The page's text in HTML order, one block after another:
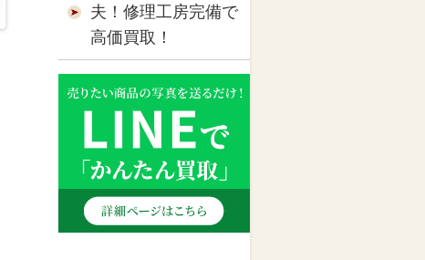
夫！修理工房完備で
高価買取！